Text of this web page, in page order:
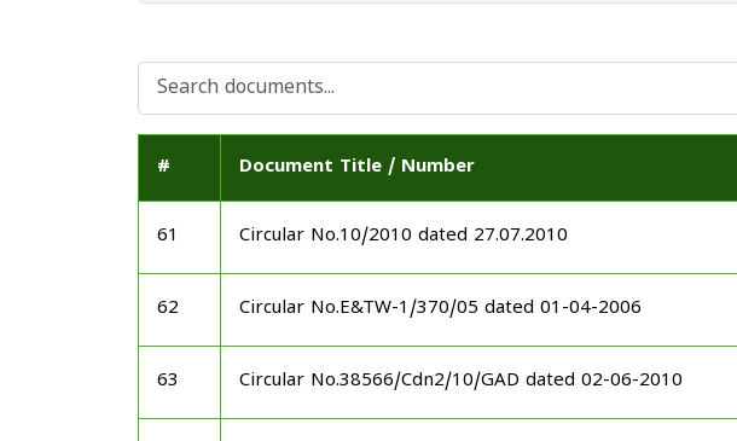
# Document Title / Number
61 Circular No.10/2010 dated 27.07.2010
62 Circular No.E&TW-1/370/05 dated 01-04-2006
63 Circular No.38566/Cdn2/10/GAD dated 02-06-2010